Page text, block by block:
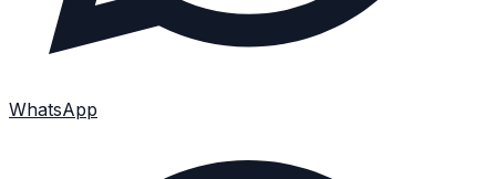
WhatsApp